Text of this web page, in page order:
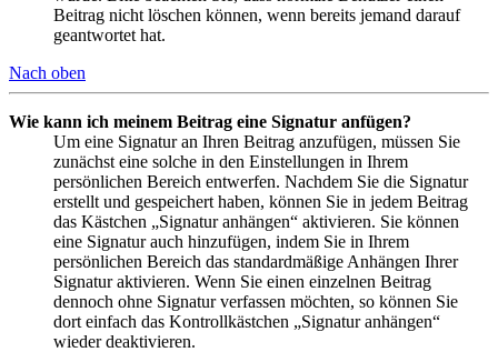
Beitrag nicht löschen können, wenn bereits jemand darauf
geantwortet hat.
Nach oben
Wie kann ich meinem Beitrag eine Signatur anfügen?
Um eine Signatur an Ihren Beitrag anzufügen, müssen Sie
zunächst eine solche in den Einstellungen in Ihrem
persönlichen Bereich entwerfen. Nachdem Sie die Signatur
erstellt und gespeichert haben, können Sie in jedem Beitrag
das Kästchen „Signatur anhängen“ aktivieren. Sie können
eine Signatur auch hinzufügen, indem Sie in Ihrem
persönlichen Bereich das standardmäßige Anhängen Ihrer
Signatur aktivieren. Wenn Sie einen einzelnen Beitrag
dennoch ohne Signatur verfassen möchten, so können Sie
dort einfach das Kontrollkästchen „Signatur anhängen“
wieder deaktivieren.